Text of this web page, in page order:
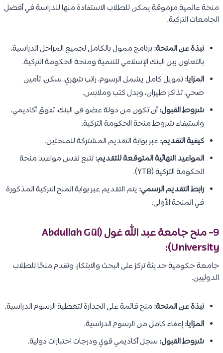
منحة عالمية مرموقة يمكن للطلاب الاستفادة منها للدراسة في أفضل
الجامعات التركية.
نبذة عن المنحة: برنامج ممول بالكامل لجميع المراحل الدراسية،
بالتعاون بين البنك الإسلامي للتنمية ومنحة الحكومة التركية.
المزايا:تمويل كامل يشمل الرسوم، راتب شهري، سكن، تأمين
صحي، تذاكر طيران، وبدل كتب وملابس.
شروط القبول:أن تكون من دولة عضو في البنك، تفوق أكاديمي،
واستيفاء شروط منحة الحكومة التركية.
كيفية التقديم:عبر بوابة التقديم المشتركة للمنحتين.
المواعيد النهائية المتوقعة للتقديم:تتبع نفس مواعيد منحة
الحكومة التركية (YTB).
رابط التقديم الرسمي: يتم التقديم عبر بوابة المنح التركية المذكورة
في المنحة الأولى.
9- منح جامعة عبد الله غول (Abdullah Gül
University):
جامعة حكومية حديثة تركز على البحث والابتكار، وتقدم منحًا للطلاب
الدوليين.
نبذة عن المنحة: منح قائمة على الجدارة لتغطية الرسوم الدراسية.
المزايا:إعفاء كامل من الرسوم الدراسية.
شروط القبول: سجل أكاديمي قوي ودرجات اختبارات دولية.